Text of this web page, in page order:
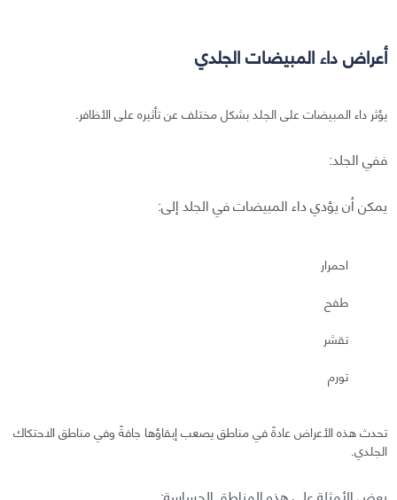
أعراض داء المبيضات الجلدي
يؤثر داء المبيضات على الجلد بشكل مختلف عن تأثيره على الأظافر.
ففي الجلد:
يمكن أن يؤدي داء المبيضات في الجلد إلى:
احمرار
طفح
تقشر
تورم
تحدث هذه الأعراض عادةً في مناطق يصعب إبقاؤها جافةً وفي مناطق الاحتكاك
الجلدي.
بعض الأمثلة على هذه المناطق الحساسة: